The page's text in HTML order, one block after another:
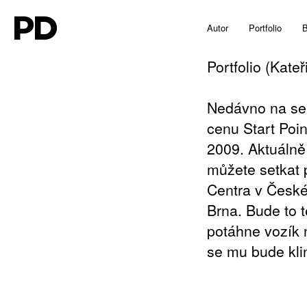
PD Autor Portfolio
Portfolio
Nedávno na
cenu Start
2009.
můžete setkat
Centra v
Brna. Bude to
potáhne vozík
se mu bude